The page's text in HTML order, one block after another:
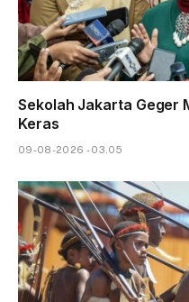
Sekolah Jakarta Geger
Keras
09-08-2026 - 03.05